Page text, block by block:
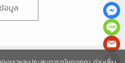
อมูล